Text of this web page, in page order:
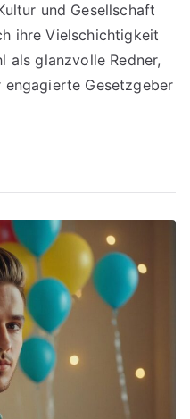
und Gesellschaft
ihre Vielschichtigkeit
als glanzvolle Redner,
Gesetzgeber